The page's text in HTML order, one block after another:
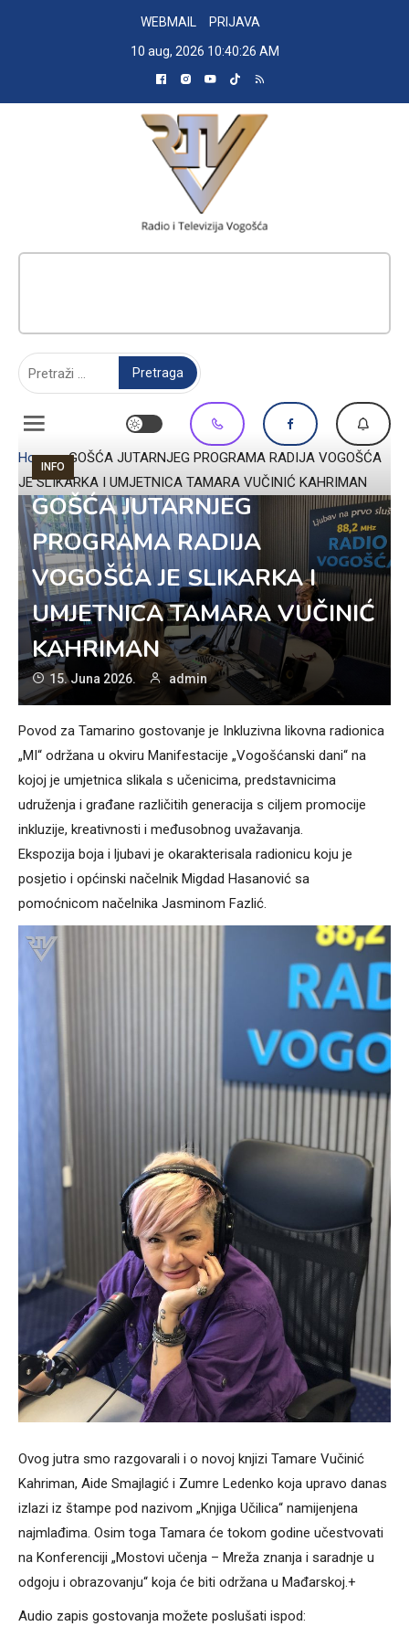
WEBMAIL
PRIJAVA
10 aug, 2026 10:40:27 AM
Home»GOŠĆA JUTARNJEG PROGRAMA RADIJA VOGOŠĆA
JE SLIKARKA I UMJETNICA TAMARA VUČINIĆ KAHRIMAN
INFO
GOŠĆA JUTARNJEG
PROGRAMA RADIJA
VOGOŠĆA JE SLIKARKA I
UMJETNICA TAMARA VUČINIĆ
KAHRIMAN
15. Juna 2026. admin
Povod za Tamarino gostovanje je Inkluzivna likovna radionica
„MI“ održana u okviru Manifestacije „Vogošćanski dani“ na
kojoj je umjetnica slikala s učenicima, predstavnicima
udruženja i građane različitih generacija s ciljem promocije
inkluzije, kreativnosti i međusobnog uvažavanja.
Ekspozija boja i ljubavi je okarakterisala radionicu koju je
posjetio i općinski načelnik Migdad Hasanović sa
pomoćnicom načelnika Jasminom Fazlić.
Ovog jutra smo razgovarali i o novoj knjizi Tamare Vučinić
Kahriman, Aide Smajlagić i Zumre Ledenko koja upravo danas
izlazi iz štampe pod nazivom „Knjiga Učilica“ namijenjena
najmlađima. Osim toga Tamara će tokom godine učestvovati
na Konferenciji „Mostovi učenja – Mreža znanja i saradnje u
odgoju i obrazovanju“ koja će biti održana u Mađarskoj.+
Audio zapis gostovanja možete poslušati ispod: